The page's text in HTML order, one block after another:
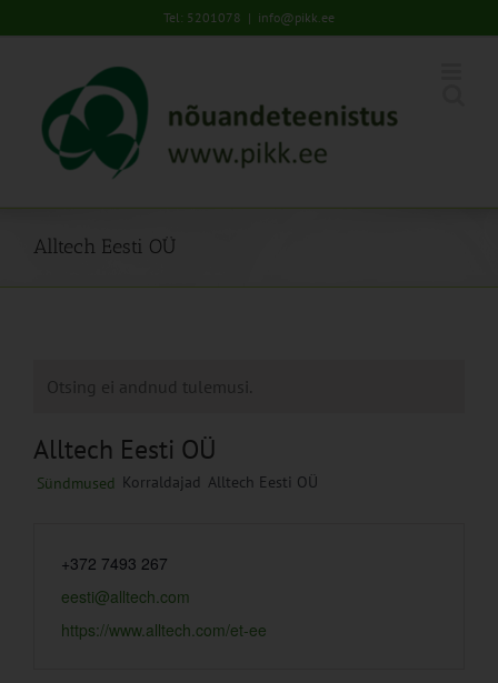
to
Tel: 5201078 | info@pikk.ee
Alltech Eesti OÜ
Otsing ei andnud tulemusi.
Alltech Eesti OÜ
Sündmused Korraldajad Alltech Eesti OÜ
+372 7493 267
eesti@alltech.com
https://www.alltech.com/et-ee